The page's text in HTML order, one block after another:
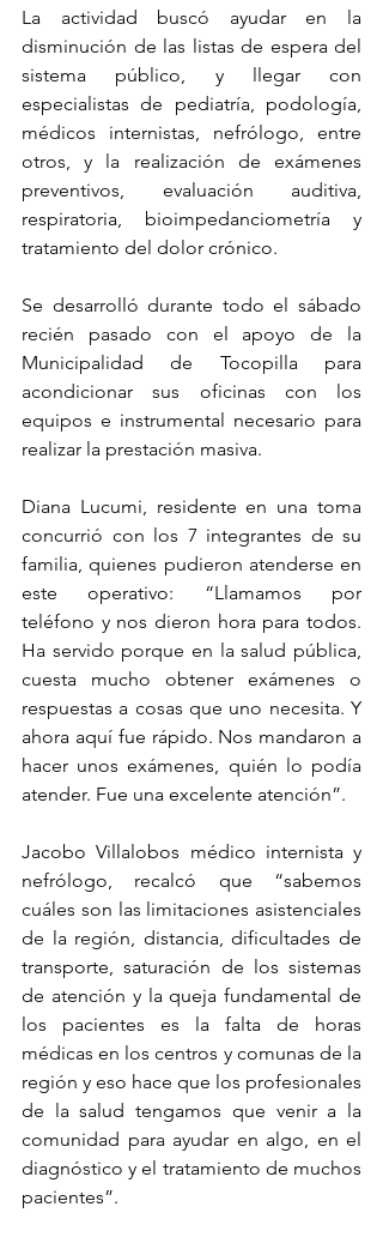
La actividad buscó ayudar en la
disminución de las listas de espera del
sistema público, y llegar con
especialistas de pediatría, podología,
médicos internistas, nefrólogo, entre
otros, y la realización de exámenes
preventivos, evaluación auditiva,
respiratoria, bioimpedanciometría y
tratamiento del dolor crónico.
Se desarrolló durante todo el sábado
recién pasado con el apoyo de la
Municipalidad de Tocopilla para
acondicionar sus oficinas con los
equipos e instrumental necesario para
realizar la prestación masiva.
Diana Lucumi, residente en una toma
concurrió con los 7 integrantes de su
familia, quienes pudieron atenderse en
este operativo: “Llamamos por
teléfono y nos dieron hora para todos.
Ha servido porque en la salud pública,
cuesta mucho obtener exámenes o
respuestas a cosas que uno necesita. Y
ahora aquí fue rápido. Nos mandaron a
hacer unos exámenes, quién lo podía
atender. Fue una excelente atención”.
Jacobo Villalobos médico internista y
nefrólogo, recalcó que “sabemos
cuáles son las limitaciones asistenciales
de la región, distancia, dificultades de
transporte, saturación de los sistemas
de atención y la queja fundamental de
los pacientes es la falta de horas
médicas en los centros y comunas de la
región y eso hace que los profesionales
de la salud tengamos que venir a la
comunidad para ayudar en algo, en el
diagnóstico y el tratamiento de muchos
pacientes”.